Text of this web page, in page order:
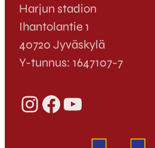
Harjun stadion
Ihantolantie 1
40720 Jyväskylä
Y-tunnus: 1647107-7
InstagramFacebook YouTube